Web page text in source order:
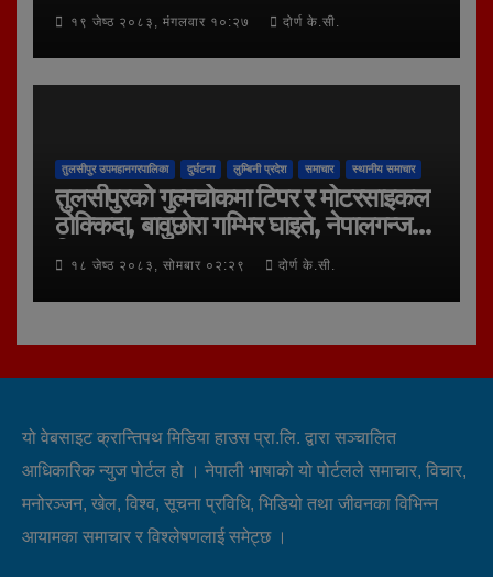
१९ जेष्ठ २०८३, मंगलवार १०:२७ दोर्ण के.सी.
तुलसीपुर उपमहानगरपालिका दुर्घटना लुम्बिनी प्रदेश समाचार स्थानीय समाचार
तुलसीपुरको गुल्मचोकमा टिपर र मोटरसाइकल
ठोक्किदा, बावुछोरा गम्भिर घाइते, नेपालगन्ज
रिफर
१८ जेष्ठ २०८३, सोमबार ०२:२९ दोर्ण के.सी.
यो वेबसाइट क्रान्तिपथ मिडिया हाउस प्रा.लि. द्वारा सञ्चालित
आधिकारिक न्युज पोर्टल हो । नेपाली भाषाको यो पोर्टलले समाचार, विचार,
मनोरञ्जन, खेल, विश्व, सूचना प्रविधि, भिडियो तथा जीवनका विभिन्न
आयामका समाचार र विश्लेषणलाई समेट्छ ।